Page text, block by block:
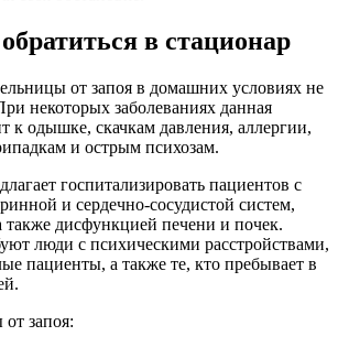
в стационар
от запоя в домашних условиях не
некоторых заболеваниях данная
к одышке, скачкам давления, аллергии,
и острым психозам.
госпитализировать пациентов с
и сердечно-сосудистой систем,
также дисфункцией печени и почек.
люди с психическими расстройствами,
пациенты, а также те, кто пребывает в
запоя: